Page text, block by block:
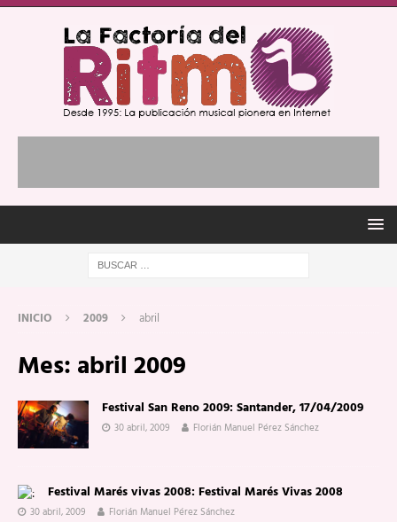
INICIO 2009 abril
Mes: abril 2009
Festival San Reno 2009: Santander, 17/04/2009
30 abril, 2009 Florián Manuel Pérez Sánchez
Festival Marés vivas 2008: Festival Marés Vivas 2008
30 abril, 2009 Florián Manuel Pérez Sánchez